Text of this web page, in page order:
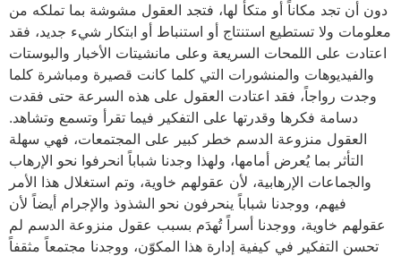
دون أن تجد مكاناً أو متكأ لها، فتجد العقول مشوشة بما تملكه من
معلومات ولا تستطيع استنتاج أو استنباط أو ابتكار شيء جديد، فقد
اعتادت على اللمحات السريعة وعلى مانشيتات الأخبار والبوستات
والفيديوهات والمنشورات التي كلما كانت قصيرة ومباشرة كلما
وجدت رواجاً، فقد اعتادت العقول على هذه السرعة حتى فقدت
دسامة فكرها وقدرتها على التفكير فيما تقرأ وتسمع وتشاهد.
العقول منزوعة الدسم خطر كبير على المجتمعات، فهي سهلة
التأثر بما يُعرض أمامها، ولهذا وجدنا شباباً انحرفوا نحو الإرهاب
والجماعات الإرهابية، لأن عقولهم خاوية، وتم استغلال هذا الأمر
فيهم، ووجدنا شباباً ينحرفون نحو الشذوذ والإجرام أيضاً لأن
عقولهم خاوية، ووجدنا أسراً تُهدَم بسبب عقول منزوعة الدسم لم
تحسن التفكير في كيفية إدارة هذا المكوّن، ووجدنا مجتمعاً مثقفاً